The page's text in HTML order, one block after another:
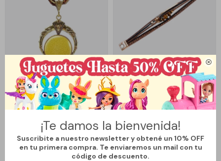

¡Te damos la bienvenida!
Suscribite a nuestro newsletter y obtené un 10% OFF
en tu primera compra. Te enviaremos un mail con tu
código de descuento.
Llega HOY
COLLAR LUNA MUJER VARIOS
COLORES - MARRÓN
HOY
PULSERA AMULETO VARIOS
COLORES - MARRÓN